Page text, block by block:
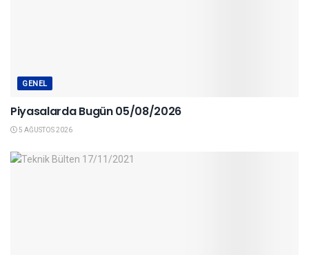
GENEL
Piyasalarda Bugün 05/08/2026
5 AĞUSTOS 2026